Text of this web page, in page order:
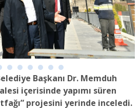
Başkanı Dr. Memduh
içerisinde yapımı süren
projesini yerinde inceledi.